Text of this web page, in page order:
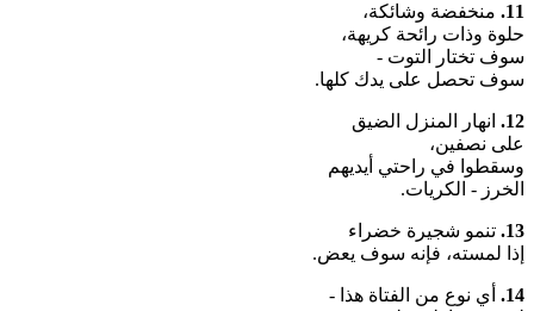
11. منخفضة وشائكة،
حلوة وذات رائحة كريهة،
سوف تختار التوت -
سوف تحصل على يدك كلها.
12.
انهار المنزل الضيق
على نصفين،
وسقطوا في راحتي أيديهم
الخرز - الكريات.
13. تنمو شجيرة خضراء
إذا لمسته، فإنه سوف يعض.
14.
أي نوع من الفتاة هذا -